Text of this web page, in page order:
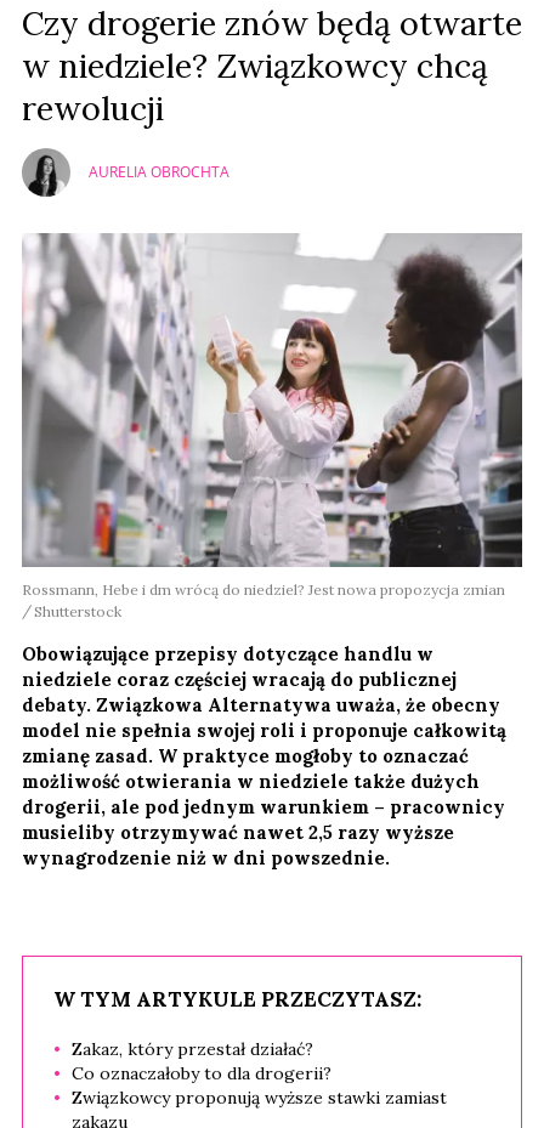
Czy drogerie znów będą otwarte
w niedziele? Związkowcy chcą
rewolucji
AURELIA OBROCHTA
Rossmann, Hebe i dm wrócą do niedziel? Jest nowa propozycja zmian
Shutterstock
Obowiązujące przepisy dotyczące handlu w
niedziele coraz częściej wracają do publicznej
debaty. Związkowa Alternatywa uważa, że obecny
model nie spełnia swojej roli i proponuje całkowitą
zmianę zasad. W praktyce mogłoby to oznaczać
możliwość otwierania w niedziele także dużych
drogerii, ale pod jednym warunkiem – pracownicy
musieliby otrzymywać nawet 2,5 razy wyższe
wynagrodzenie niż w dni powszednie.
W TYM ARTYKULE PRZECZYTASZ:
Zakaz, który przestał działać?
Co oznaczałoby to dla drogerii?
Związkowcy proponują wyższe stawki zamiast
zakazu